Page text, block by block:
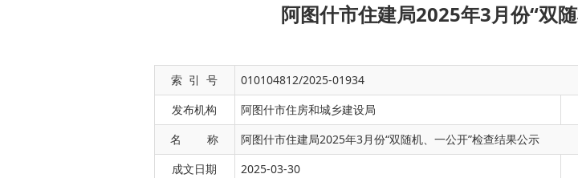
阿图什市住建局2025年3月份“双
索 引 号
010104812/2025-01934
发布机构
阿图什市住房和城乡建设局
名 称
阿图什市住建局2025年3月份“双随机、一公开”检查结果公示
成文日期
2025-03-30